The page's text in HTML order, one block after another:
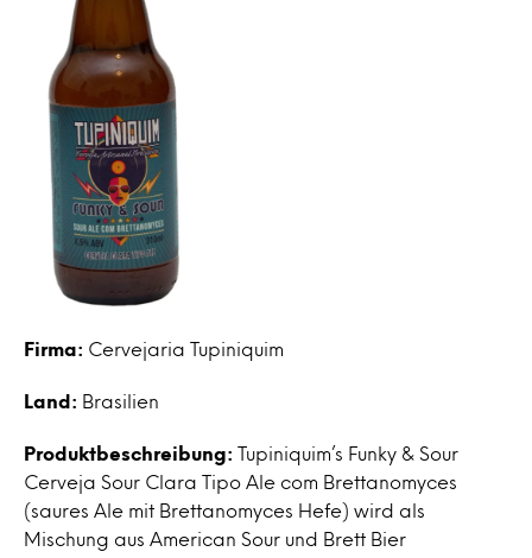
Firma: Cervejaria Tupiniquim
Land: Brasilien
Produktbeschreibung:
Tupiniquim’s Funky & Sour
Cerveja Sour Clara Tipo Ale com Brettanomyces
(saures Ale mit Brettanomyces Hefe) wird als
Mischung aus American Sour und Brett Bier